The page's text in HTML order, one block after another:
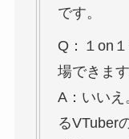
です。
Q：１on
場できま
A：いいえ
るVTuber